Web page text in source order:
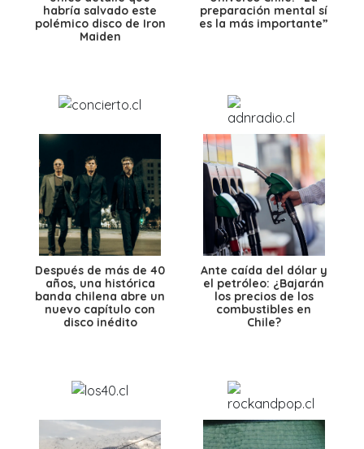
habría salvado este
polémico disco de Iron
Maiden
preparación mental sí
es la más importante”
Después de más de 40
años, una histórica
banda chilena abre un
nuevo capítulo con
disco inédito
Ante caída del dólar y
el petróleo: ¿Bajarán
los precios de los
combustibles en
Chile?